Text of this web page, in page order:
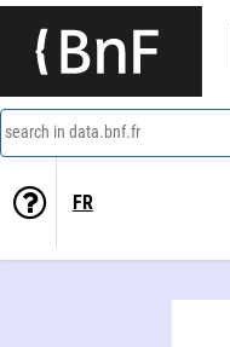
search in data.bnf.fr
FR